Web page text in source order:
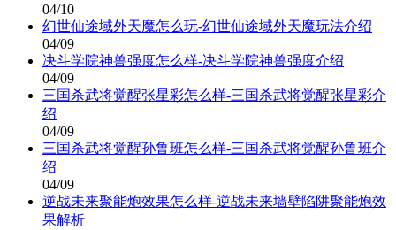
04/10
幻世仙途域外天魔怎么玩-幻世仙途域外天魔玩法介绍
04/09
决斗学院神兽强度怎么样-决斗学院神兽强度介绍
04/09
三国杀武将觉醒张星彩怎么样-三国杀武将觉醒张星彩介
绍
04/09
三国杀武将觉醒孙鲁班怎么样-三国杀武将觉醒孙鲁班介
绍
04/09
逆战未来聚能炮效果怎么样-逆战未来墙壁陷阱聚能炮效
果解析